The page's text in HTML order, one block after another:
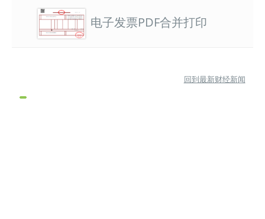
电子发票PDF合并打印
回到最新财经新闻